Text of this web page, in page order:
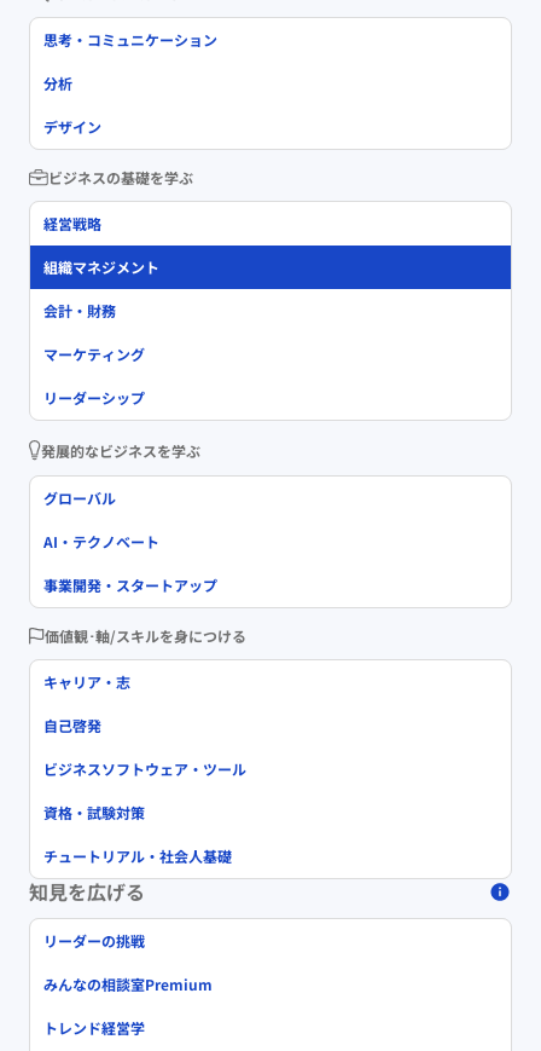
思考・コミュニケーション
分析
デザイン
ビジネスの基礎を学ぶ
経営戦略
組織マネジメント
会計・財務
マーケティング
リーダーシップ
発展的なビジネスを学ぶ
グローバル
AI・テクノベート
事業開発・スタートアップ
価値観･軸/スキルを身につける
キャリア・志
自己啓発
ビジネスソフトウェア・ツール
資格・試験対策
チュートリアル・社会人基礎
知見を広げる
リーダーの挑戦
みんなの相談室Premium
トレンド経営学